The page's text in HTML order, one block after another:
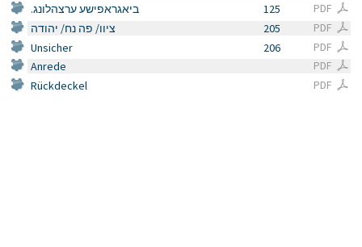
PDF
125
.ביאגראפישע ערצהלונג
PDF
205
ציוו/ פה נח/ יהודה
PDF
206
Unsicher
PDF
Anrede
PDF
Rückdeckel